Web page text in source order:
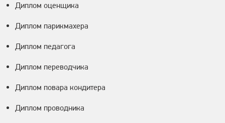
Диплом оценщика
Диплом парикмахера
Диплом педагога
Диплом переводчика
Диплом повара кондитера
Диплом проводника